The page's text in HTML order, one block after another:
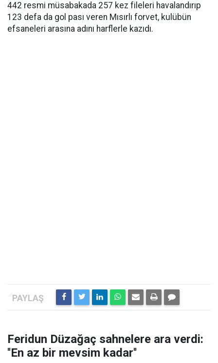
442 resmi müsabakada 257 kez fileleri havalandırıp
123 defa da gol pası veren Mısırlı forvet, kulübün
efsaneleri arasına adını harflerle kazıdı.
Feridun Düzağaç sahnelere ara verdi:
''En az bir mevsim kadar''